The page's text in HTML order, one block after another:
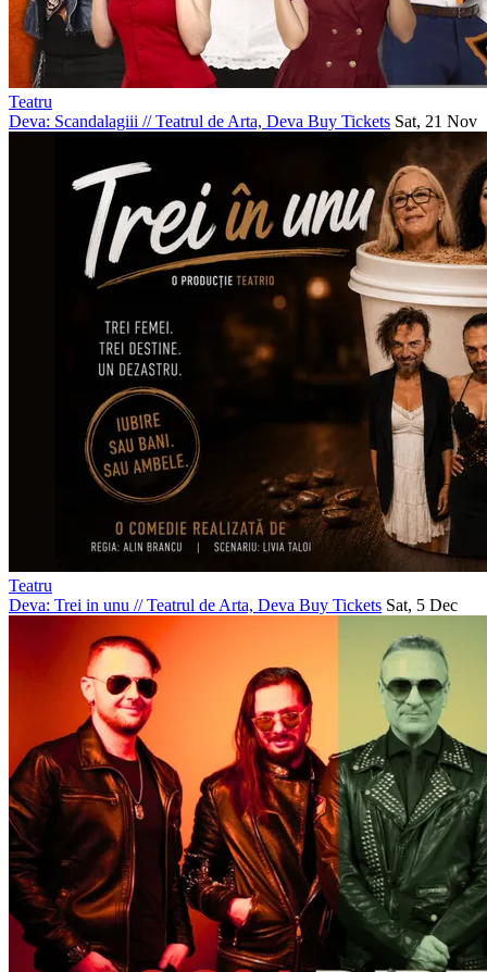
Teatru
Deva: Scandalagiii //Teatrul de Arta, Deva Buy Tickets Sat, 21 Nov
Teatru
Deva: Trei in unu //Teatrul de Arta, Deva Buy Tickets Sat, 5 Dec